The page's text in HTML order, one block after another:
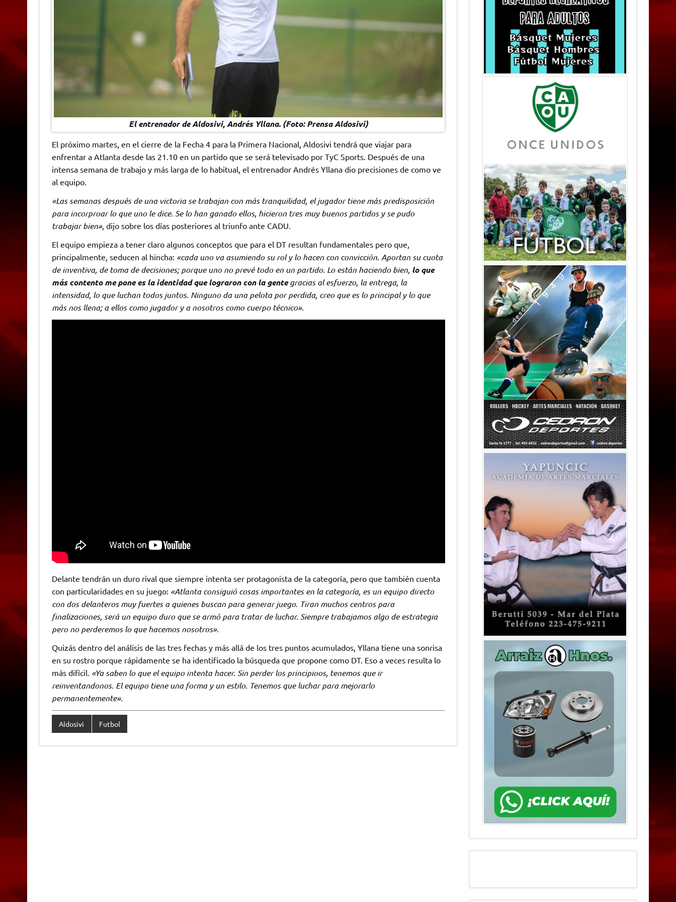
El entrenador de Aldosivi, Andrés Yllana. (Foto: Prensa Aldosivi)
El próximo martes, en el cierre de la Fecha 4 para la Primera Nacional, Aldosivi tendrá que viajar para
enfrentar a Atlanta desde las 21.10 en un partido que se será televisado por TyC Sports. Después de una
intensa semana de trabajo y más larga de lo habitual, el entrenador Andrés Yllana dio precisiones de como ve
al equipo.
«Las semanas después de una victoria se trabajan con más tranquilidad, el jugador tiene más predisposición
para incorproar lo que uno le dice. Se lo han ganado ellos, hicieron tres muy buenos partidos y se pudo
trabajar bien», dijo sobre los días posteriores al triunfo ante CADU.
El equipo empieza a tener claro algunos conceptos que para el DT resultan fundamentales pero que,
principalmente, seducen al hincha: «cada uno va asumiendo su rol y lo hacen con convicción. Aportan su cuota
de inventiva, de toma de decisiones; porque uno no prevé todo en un partido. Lo están haciendo bien, lo que
más contento me pone es la identidad que lograron con la gentegracias al esfuerzo, la entrega, la
intensidad, lo que luchan todos juntos. Ninguno da una pelota por perdida, creo que es lo principal y lo que
más nos llena; a ellos como jugador y a nosotros como cuerpo técnico».
Delante tendrán un duro rival que siempre intenta ser protagonista de la categoría, pero que también cuenta
con particularidades en su juego: «Atlanta consiguió cosas importantes en la categoría, es un equipo directo
con dos delanteros muy fuertes a quienes buscan para generar juego. Tiran muchos centros para
finalizaciones, será un equipo duro que se armó para tratar de luchar. Siempre trabajamos algo de estrategia
pero no perderemos lo que hacemos nosotros».
Quizás dentro del análisis de las tres fechas y más allá de los tres puntos acumulados, Yllana tiene una sonrisa
en su rostro porque rápidamente se ha identificado la búsqueda que propone como DT. Eso a veces resulta lo
más difícil. «Ya saben lo que el equipo intenta hacer. Sin perder los principioos, tenemos que ir
reinventandonos. El equipo tiene una forma y un estilo. Tenemos que luchar para mejorarlo
permanentemente».
Aldosivi Futbol